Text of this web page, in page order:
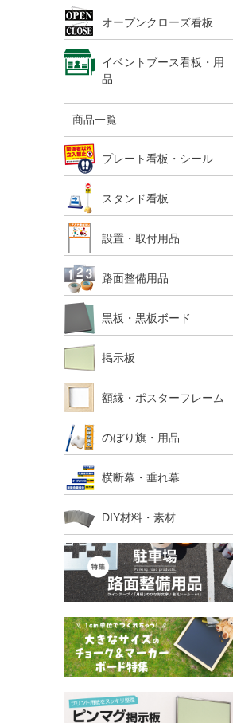
オープンクローズ看板
イベントブース看板・用
品
商品一覧
プレート看板・シール
スタンド看板
設置・取付用品
路面整備用品
黒板・黒板ボード
掲示板
額縁・ポスターフレーム
のぼり旗・用品
横断幕・垂れ幕
DIY材料・素材